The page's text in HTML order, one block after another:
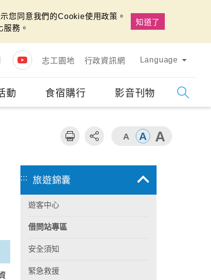
您同意我們的Cookie使用政策。
務。
知道了
志工園地
行政資訊網 Language
動 食宿購行 影音刊物
::: 旅遊錦囊
遊客中心
借問站專區
安全須知
緊急救援